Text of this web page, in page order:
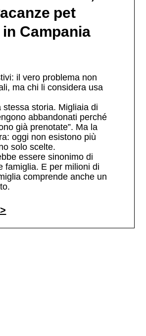
pet
Campania
il vero problema non
ma chi li considera usa
stessa storia. Migliaia di
abbandonati perché
già prenotate”. Ma la
oggi non esistono più
solo scelte.
essere sinonimo di
famiglia. E per milioni di
comprende anche un